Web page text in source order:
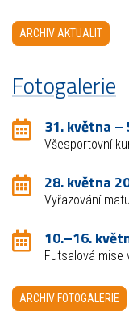
ARCHIV AKTUALIT
Fotogalerie
31. května –
Všesportovní
28. května
Vyřazování
10.–16.
Futsalová mise
ARCHIV FOTOGALERIE